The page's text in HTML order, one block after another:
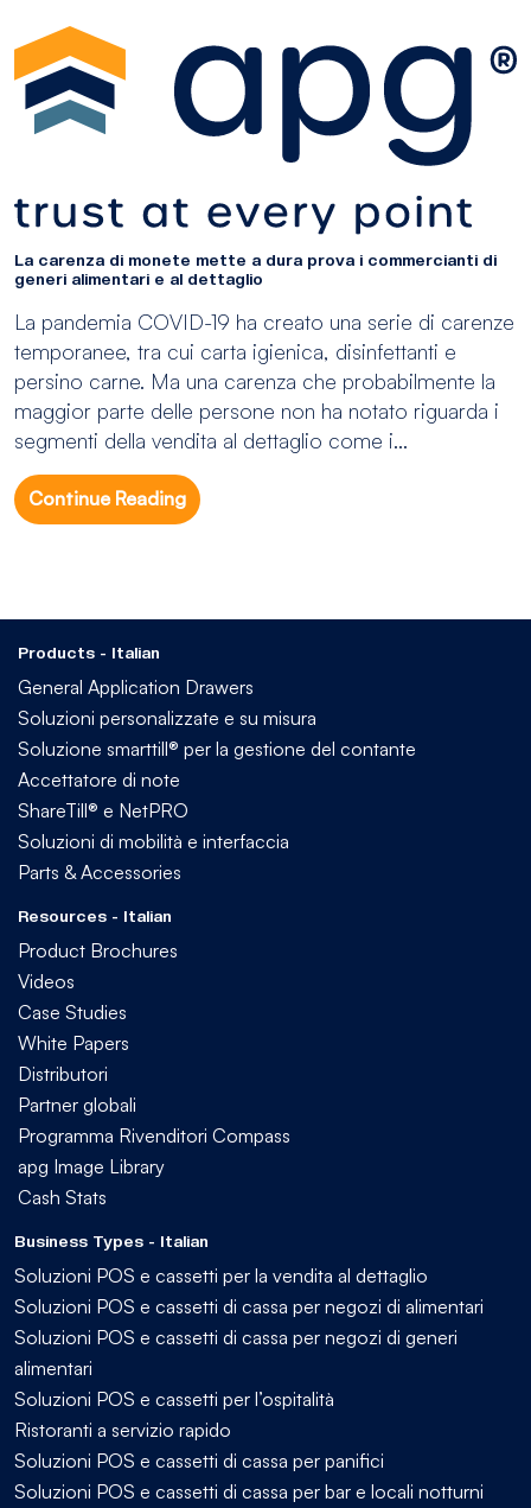
La carenza di monete mette a dura prova i commercianti di
generi alimentari e al dettaglio
La pandemia COVID-19 ha creato una serie di carenze
temporanee, tra cui carta igienica, disinfettanti e
persino carne. Ma una carenza che probabilmente la
maggior parte delle persone non ha notato riguarda i
segmenti della vendita al dettaglio come i...
Continue Reading
Products - Italian
General Application Drawers
Soluzioni personalizzate e su misura
Soluzione smarttill® per la gestione del contante
Accettatore di note
ShareTill® e NetPRO
Soluzioni di mobilità e interfaccia
Parts & Accessories
Resources - Italian
Product Brochures
Videos
Case Studies
White Papers
Distributori
Partner globali
Programma Rivenditori Compass
apg Image Library
Cash Stats
Business Types - Italian
Soluzioni POS e cassetti per la vendita al dettaglio
Soluzioni POS e cassetti di cassa per negozi di alimentari
Soluzioni POS e cassetti di cassa per negozi di generi
alimentari
Soluzioni POS e cassetti per l’ospitalità
Ristoranti a servizio rapido
Soluzioni POS e cassetti di cassa per panifici
Soluzioni POS e cassetti di cassa per bar e locali notturni